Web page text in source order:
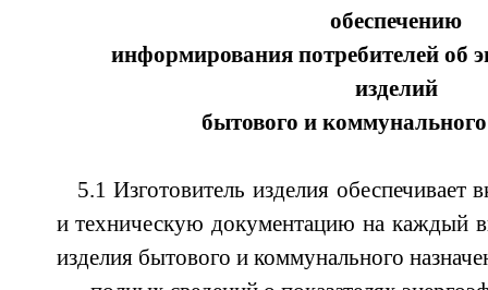
обеспечению
информирования потребителей об
изделий
бытового и
5.1 Изготовитель изделия
и техническую документацию на каждый
изделия бытового и коммунального